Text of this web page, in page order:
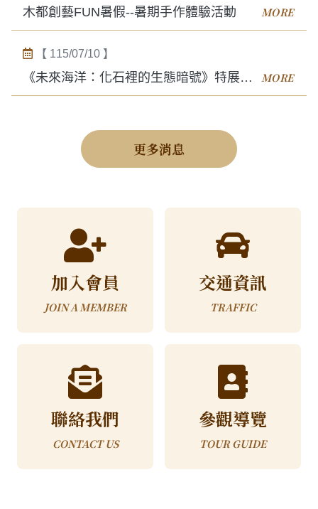
木都創藝FUN暑假--暑期手作體驗活動
【 115/07/10 】
《未來海洋：化石裡的生態暗號》特展環保體驗活動
更多消息
加入會員
JOIN A MEMBER
交通資訊
TRAFFIC
聯絡我們
CONTACT US
參觀導覽
TOUR GUIDE